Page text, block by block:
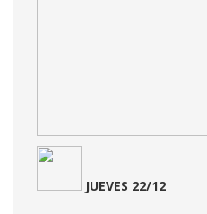
JUEVES 22/12